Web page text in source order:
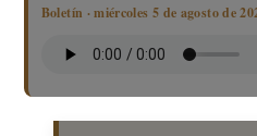
Boletín · miércoles 5 de agosto de